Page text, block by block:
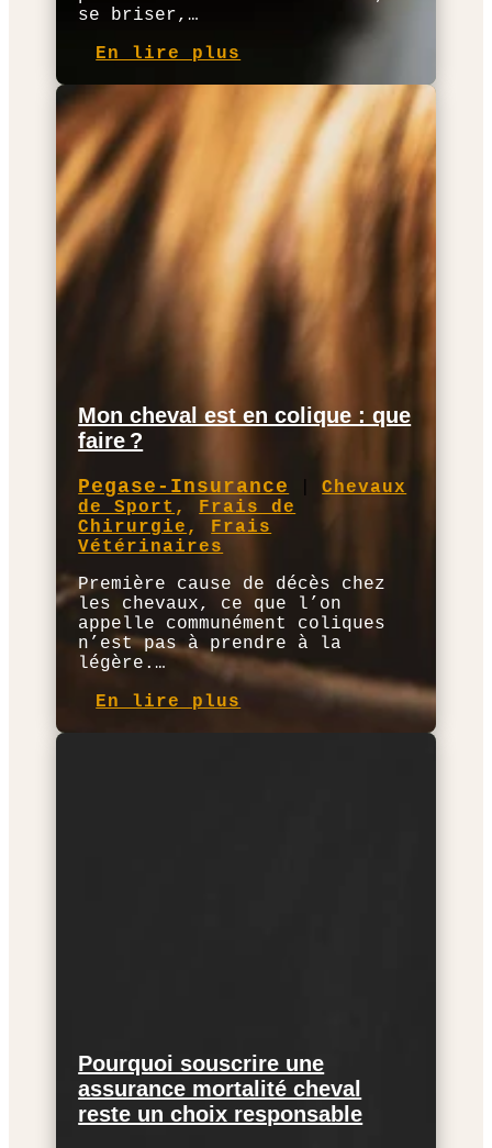
se briser,…
En lire plus
Mon cheval est en colique : que
faire ?
Pegase-Insurance
Chevaux
de Sport , Frais de
Chirurgie , Frais
Vétérinaires
Première cause de décès chez
les chevaux, ce que l’on
appelle communément coliques
n’est pas à prendre à la
légère.…
En lire plus
Pourquoi souscrire une
assurance mortalité cheval
reste un choix responsable